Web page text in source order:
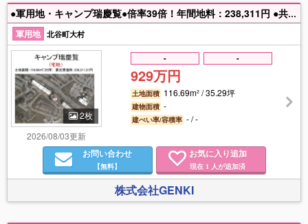
●軍用地・キャンプ瑞慶覧●倍率39倍！年間地料：238,311円 ●共有名義 ●自社物件につき仲介料不要
軍用地 北谷町大村
2枚
2026/08/03更新
- -
929万円
土地面積 116.69m² / 35.29坪
建物面積 -
建ぺい率/容積率 - / -
お問い合わせ
【無料】
お気に入り追加
現在 1 人が追加済
株式会社GENKI